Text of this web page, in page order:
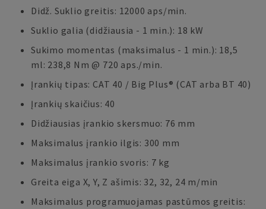
Didž. Suklio greitis: 12000 aps/min.
Suklio galia (didžiausia - 1 min.): 18 kW
Sukimo momentas (maksimalus - 1 min.): 18,5
ml: 238,8 Nm @ 720 aps./min.
Įrankių tipas: CAT 40 / Big Plus® (CAT arba BT 40)
Įrankių skaičius: 40
Didžiausias įrankio skersmuo: 76 mm
Maksimalus įrankio ilgis: 300 mm
Maksimalus įrankio svoris: 7 kg
Greita eiga X, Y, Z ašimis: 32, 32, 24 m/min
Maksimalus programuojamas pastūmos greitis: